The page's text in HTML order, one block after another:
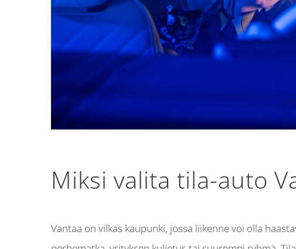
Miksi valita tila-auto
Vantaa on vilkas kaupunki, jossa liikenne voi olla